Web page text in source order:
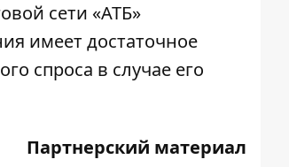
сети «АТБ»
имеет достаточное
спроса в случае его
Партнерский материал